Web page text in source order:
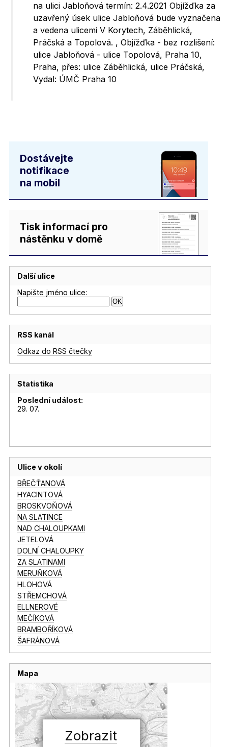
na ulici Jabloňová termín: 2.4.2021 Objížďka za
uzavřený úsek ulice Jabloňová bude vyznačena
a vedena ulicemi V Korytech, Záběhlická,
Práčská a Topolová. , Objížďka - bez rozlišení:
ulice Jabloňová - ulice Topolová, Praha 10,
Praha, přes: ulice Záběhlická, ulice Práčská,
Vydal: ÚMČ Praha 10
Dostávejte
notifikace
na mobil
Tisk informací pro
nástěnku v domě
Další ulice
Napište jméno ulice:
RSS kanál
Odkaz do RSS čtečky
Statistika
Poslední událost:
29. 07.
Ulice v okolí
BŘEČŤANOVÁ
HYACINTOVÁ
BROSKVOŇOVÁ
NA SLATINCE
NAD CHALOUPKAMI
JETELOVÁ
DOLNÍ CHALOUPKY
ZA SLATINAMI
MERUŇKOVÁ
HLOHOVÁ
STŘEMCHOVÁ
ELLNEROVÉ
MEČÍKOVÁ
BRAMBOŘÍKOVÁ
ŠAFRÁNOVÁ
Mapa
Zobrazit